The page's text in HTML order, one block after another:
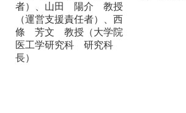
者）、山田 陽介 教授
（運営支援責任者）、西
條 芳文 教授（大学院
医工学研究科 研究科
長）